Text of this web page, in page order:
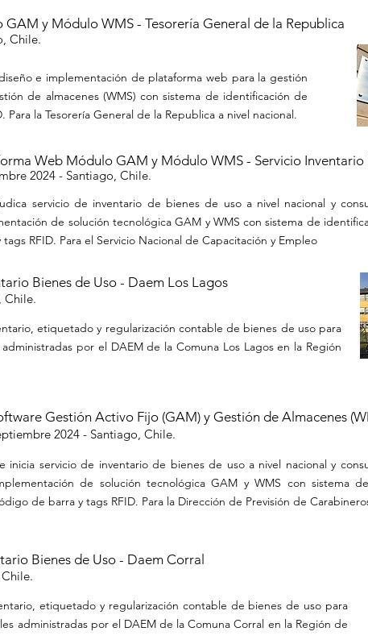
y Módulo WMS - Tesorería General de la Republica
Chile.
e implementación de plataforma web para la gestión
de almacenes (WMS) con sistema de identificación de
la Tesorería General de la Republica a nivel nacional.
Web Módulo GAM y Módulo WMS - Servicio Inventario
2024 - Santiago, Chile.
servicio de inventario de bienes de uso a nivel nacional y
de solución tecnológica GAM y WMS con sistema de
tags RFID. Para el Servicio Nacional de Capacitación y Empleo
Bienes de Uso - Daem Los Lagos
Chile.
etiquetado y regularización contable de bienes de uso para
por el DAEM de la Comuna Los Lagos en la Región
Gestión Activo Fijo (GAM) y Gestión de Almacenes
2024 - Santiago, Chile.
inicia servicio de inventario de bienes de uso a nivel nacional y
de solución tecnológica GAM y WMS con sistema
de barra y tags RFID. Para la Dirección de Previsión de
Bienes de Uso - Daem Corral
etiquetado y regularización contable de bienes de uso para
administradas por el DAEM de la Comuna Corral en la Región de